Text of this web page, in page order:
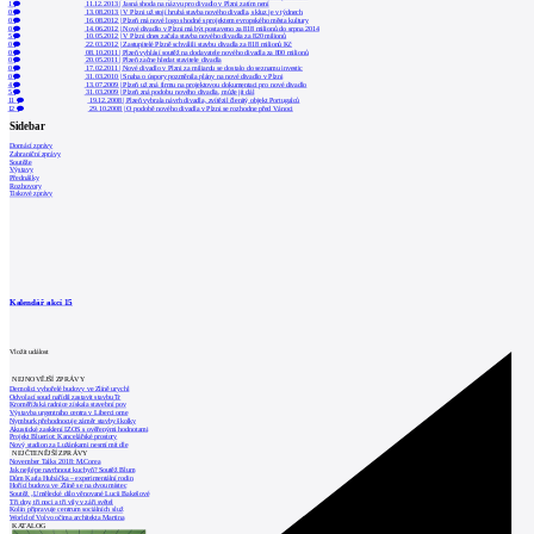
1 11.12.2013| Jasná shoda na názvu pro divadlo v Plzni zatím není
0
13.08.2013 |V Plzni už stojí hrubá stavba nového divadla, skluz je v týdnech
0
16.08.2012 |Plzeň má nové logo shodné s projektem evropského města kultury
0
14.06.2012 |Nové divadlo v Plzni má být postaveno za 818 milionů do srpna 2014
5
10.05.2012 |V Plzni dnes začala stavba nového divadla za 820 milionů
0
22.03.2012 |Zastupitelé Plzně schválili stavbu divadla za 818 milionů Kč
0
08.10.2011 | Plzeň vyhlásí soutěž na dodavatele nového divadla za 800 milionů
0
20.05.2011| Plzeň začne hledat stavitele divadla
0
17.02.2011 | Nové divadlo v Plzni za miliardu se dostalo do seznamu investic
0
31.03.2010 |Snaha o úspory pozměnila plány na nové divadlo v Plzni
4 13.07.2009 |Plzeň už zná firmu na projektovou dokumentaci pro nové divadlo
5
31.03.2009 |Plzeň zná podobu nového divadla, může jít dál
11
19.12.2008| Plzeň vybrala návrh divadla, zvítězil členitý objekt Portugalců
12
29.10.2008 |O podobě nového divadla v Plzni se rozhodne před Vánoci
Sidebar
Domácí zprávy
Zahraniční zprávy
Soutěže
Výstavy
Přednášky
Rozhovory
Tiskové zprávy
Kalendář akcí 15
Vložit událost
NEJNOVĚJŠÍ ZPRÁVY
Demolici vyhořelé budovy ve Zlíně urychl
Odvolací soud nařídil zastavit stavbu Tr
Kroměřížská radnice získala stavební pov
Výstavba urgentního centra v Liberci ome
Nymburk přehodnocuje záměr stavby školky
Akustické zasklení IZOS s ověřenými hodnotami
Projekt Blueriot: Kancelářské prostory
Nový stadion za Lužánkami nesmí mít dle
NEJČTENĚJŠÍ ZPRÁVY
November Talks 2018: M.Corea
Jak nejlépe navrhnout kuchyň? Soutěž Blum
Dům Karla Hubáčka – experimentální rodin
Hořící budova ve Zlíně se na dvou místec
Soutěž „Umělecké dílo věnované Lucii Bakešové
Tři dny, tři noci a tři vily v záři světel
Kolín připravuje centrum sociálních služ
World of Volvo očima architekta Martina
KATALOG